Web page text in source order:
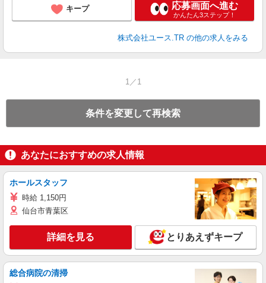
キープ 応募画面へ進む
かんたん3ステップ！
株式会社ユース.TR の他の求人をみる
1／1
条件を変更して再検索
あなたにおすすめの求人情報
ホールスタッフ
時給 1,150円
仙台市青葉区
詳細を見る とりあえずキープ
総合病院の清掃